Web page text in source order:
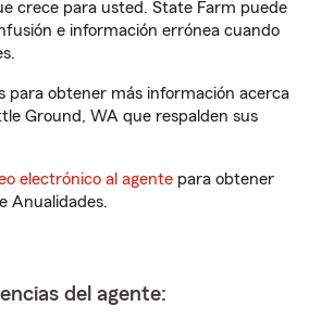
crece para usted. State Farm puede
e información errónea cuando
para obtener más información acerca
Ground, WA que respalden sus
electrónico al agente para obtener
Anualidades.
del agente: